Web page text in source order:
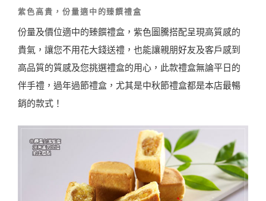
紫色高貴，份量適中的臻饌禮盒
份量及價位適中的臻饌禮盒，紫色圖騰搭配呈現高質感的
貴氣，讓您不用花大錢送禮，也能讓親朋好友及客戶感到
高品質的質感及您挑選禮盒的用心，此款禮盒無論平日的
伴手禮，過年過節禮盒，尤其是中秋節禮盒都是本店最暢
銷的款式！